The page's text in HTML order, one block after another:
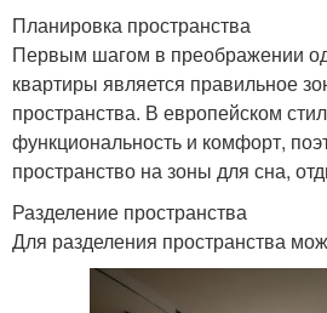
Планировка пространства
Первым шагом в преображении
квартиры является правильное
пространства. В европейском
функциональность и комфорт,
пространство на зоны для сна,
Разделение пространства
Для разделения пространства